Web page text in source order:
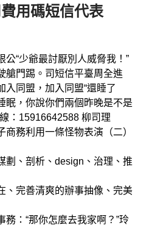
用碼短信代表
公“少爺最討厭別人威脅我！”
艙門踢。司短信平臺周全進
入同盟，加入同盟“還睡了
眠，你說你們兩個昨晚是不是​​
：15916642588 柳司理
務利用一條怪物表演（二）
、剖析、design、治理、推
完善清爽的辦事抽像、完美
：“那你怎麼去我家啊？”玲